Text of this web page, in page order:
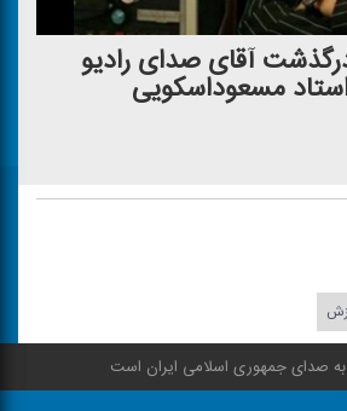
آقای صدای رادیو
مسعوداسكویی
صدای جمهوری اسلامی ایران است